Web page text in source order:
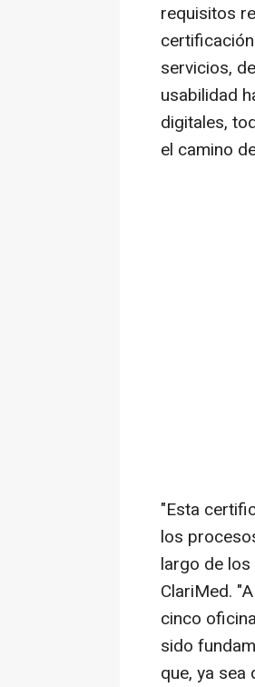
requisitos
servicios,
usabilidad
digitales,
el camino
"Esta
los
largo de
ClariMed.
cinco
sido
que, ya